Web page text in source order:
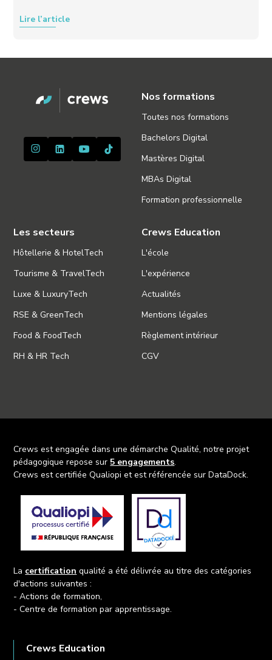
Lire l’article
Nos formations
Toutes nos formations
Bachelors Digital
Mastères Digital
MBAs Digital
Formation professionnelle
Les secteurs
Hôtellerie & HotelTech
Tourisme & TravelTech
Luxe & LuxuryTech
RSE & GreenTech
Food & FoodTech
RH & HR Tech
Crews Education
L'école
L'expérience
Actualités
Mentions légales
Règlement intérieur
CGV
Crews est engagée dans une démarche Qualité, notre projet
pédagogique repose sur 5 engagements.
Crews est certifiée Qualiopi et est référencée sur DataDock.
La certification qualité a été délivrée au titre des catégories
d'actions suivantes :
- Actions de formation,
- Centre de formation par apprentissage.
Crews Education